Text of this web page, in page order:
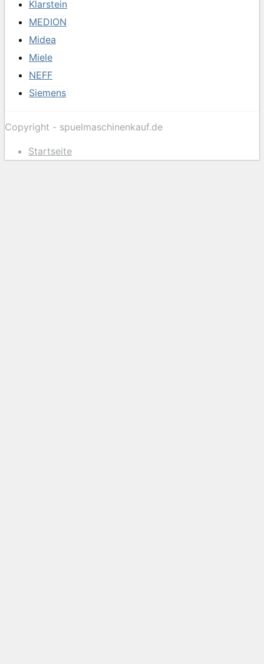
Klarstein
MEDION
Midea
Miele
NEFF
Siemens
Copyright - spuelmaschinenkauf.de
Startseite